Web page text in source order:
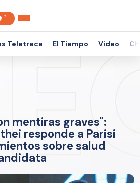
Teletrece El Tiempo Video
mentiras graves":
responde a Parisi
sobre salud